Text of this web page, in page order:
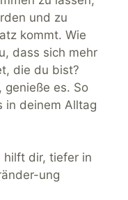
und zu
kommt. Wie
dass sich mehr
die du bist?
genieße es. So
in deinem Alltag
hilft dir, tiefer in
ung